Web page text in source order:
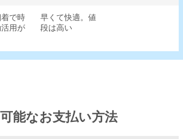
で時
用が
早くて快適。値
段は高い
能なお支払い方法